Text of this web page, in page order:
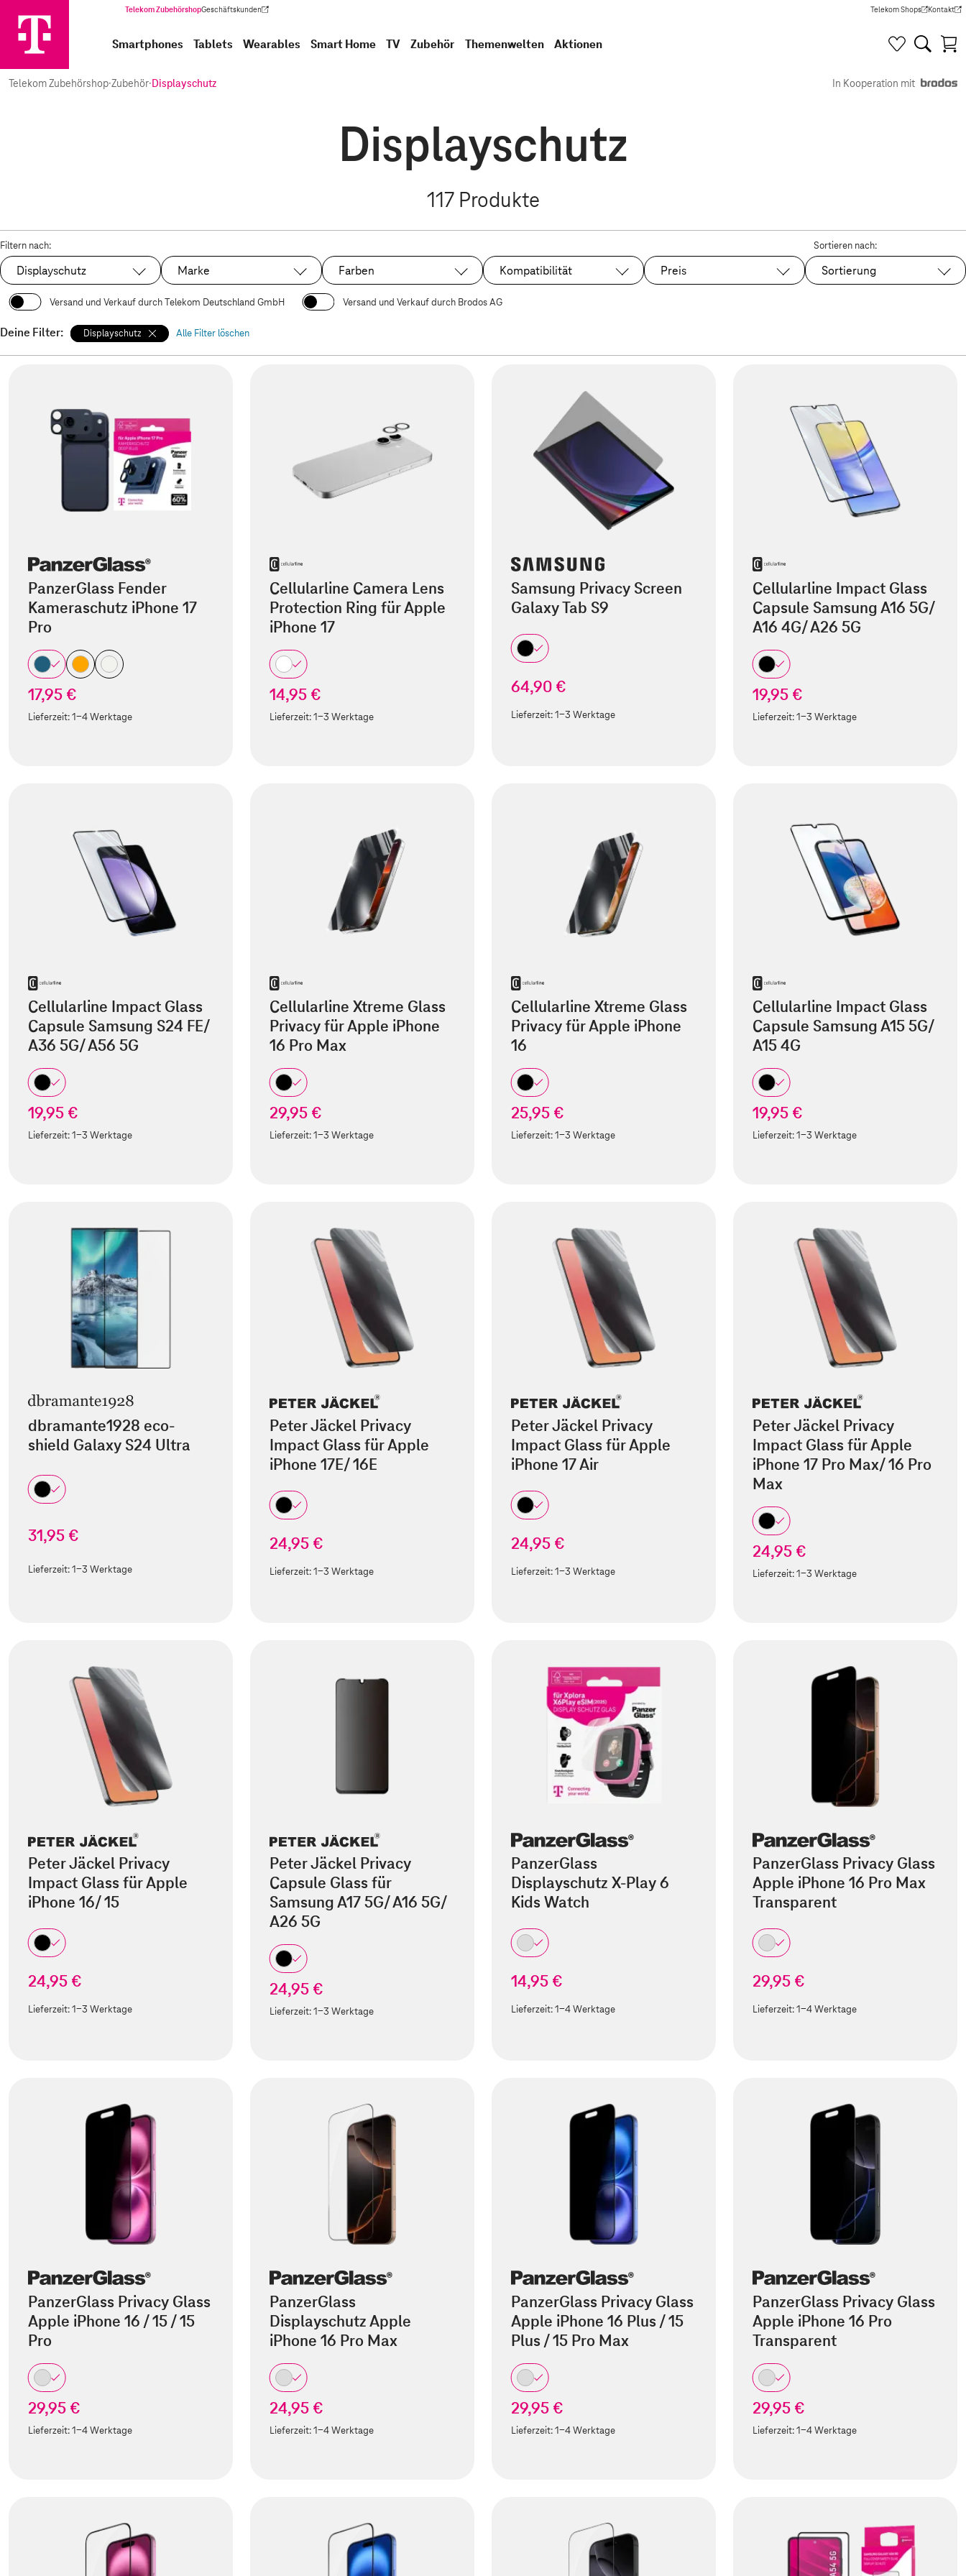
Telekom ZubehörshopGeschäftskunden
(Wird in einem neuen Tab geöffnet) Telekom Shops
(Wird in einem neuen Tab
Kontakt
(Wird in
Smartphones Tablets Wearables Smart Home TV Zubehör Themenwelten Aktionen
Telekom Zubehörshop·Zubehör·Displayschutz In Kooperation mit
Displayschutz
117 Produkte
Filtern nach:
Ausgewählt:
Displayschutz Marke Farben Kompatibilität Preis
Sortieren nach:
Sortierung
Versand und Verkauf durch Telekom Deutschland GmbH Versand und Verkauf durch Brodos AG
Deine Filter: Displayschutz Alle Filter löschen
PanzerGlass Fender
Kameraschutz iPhone 17
Pro
17,95 €
Lieferzeit:1-4 Werktage
Cellularline Camera Lens
Protection Ring für Apple
iPhone 17
14,95 €
Lieferzeit:1-3 Werktage
Samsung Privacy Screen
Galaxy Tab S9
64,90 €
Lieferzeit:1-3 Werktage
Cellularline Impact Glass
Capsule Samsung A16 5G/
A16 4G/ A26 5G
19,95 €
Lieferzeit:1-3 Werktage
Cellularline Impact Glass
Capsule Samsung S24 FE/
A36 5G/ A56 5G
19,95 €
Lieferzeit:1-3 Werktage
Cellularline Xtreme Glass
Privacy für Apple iPhone
16 Pro Max
29,95 €
Lieferzeit:1-3 Werktage
Cellularline Xtreme Glass
Privacy für Apple iPhone
16
25,95 €
Lieferzeit:1-3 Werktage
Cellularline Impact Glass
Capsule Samsung A15 5G/
A15 4G
19,95 €
Lieferzeit:1-3 Werktage
dbramante1928 eco-
shield Galaxy S24 Ultra
31,95 €
Lieferzeit:1-3 Werktage
Peter Jäckel Privacy
Impact Glass für Apple
iPhone 17E/ 16E
24,95 €
Lieferzeit:1-3 Werktage
Peter Jäckel Privacy
Impact Glass für Apple
iPhone 17 Air
24,95 €
Lieferzeit:1-3 Werktage
Peter Jäckel Privacy
Impact Glass für Apple
iPhone 17 Pro Max/ 16 Pro
Max
24,95 €
Lieferzeit:1-3 Werktage
Peter Jäckel Privacy
Impact Glass für Apple
iPhone 16/ 15
24,95 €
Lieferzeit:1-3 Werktage
Peter Jäckel Privacy
Capsule Glass für
Samsung A17 5G/ A16 5G/
A26 5G
24,95 €
Lieferzeit:1-3 Werktage
PanzerGlass
Displayschutz X-Play 6
Kids Watch
14,95 €
Lieferzeit:1-4 Werktage
PanzerGlass Privacy Glass
Apple iPhone 16 Pro Max
Transparent
29,95 €
Lieferzeit:1-4 Werktage
PanzerGlass Privacy Glass
Apple iPhone 16 / 15 / 15
Pro
29,95 €
Lieferzeit:1-4 Werktage
PanzerGlass
Displayschutz Apple
iPhone 16 Pro Max
24,95 €
Lieferzeit:1-4 Werktage
PanzerGlass Privacy Glass
Apple iPhone 16 Plus / 15
Plus / 15 Pro Max
29,95 €
Lieferzeit:1-4 Werktage
PanzerGlass Privacy Glass
Apple iPhone 16 Pro
Transparent
29,95 €
Lieferzeit:1-4 Werktage